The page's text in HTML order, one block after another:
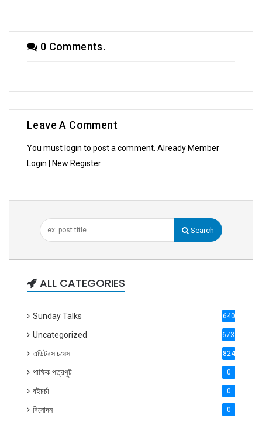
0 Comments.
Leave A Comment
You must login to post a comment. Already Member
Login | New Register
Search
ALL CATEGORIES
Sunday Talks 640
Uncategorized 6738
এডিটরস চয়েস 824
পাক্ষিক পত্রপুট 0
বইচর্চা 0
বিনোদন 0